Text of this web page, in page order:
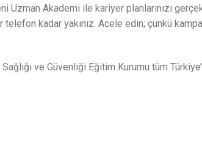
Uzman Akademi ile kariyer planlarınızı
kadar yakınız. Acele edin; çünkü
ve Güvenliği Eğitim Kurumu tüm